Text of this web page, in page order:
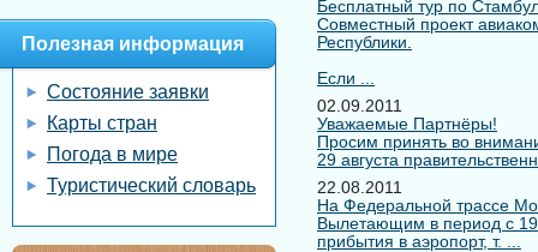
Бесплатный тур по
Совместный проект
Республики.
Если ...
02.09.2011
Уважаемые Партнёры!
Просим принять во
29 августа
22.08.2011
На Федеральной трассе
Вылетающим в период с 19
прибытия в аэропорт, т. ...
Полезная информация
Состояние заявки
Карты стран
Погода в мире
Туристический словарь